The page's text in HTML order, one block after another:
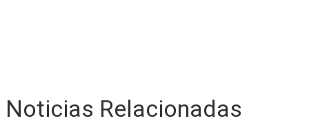
Noticias Relacionadas